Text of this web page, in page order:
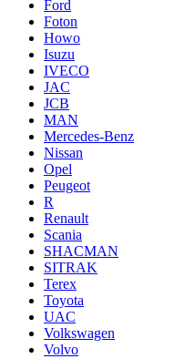
Ford
Foton
Howo
Isuzu
IVECO
JAC
JCB
MAN
Mercedes-Benz
Nissan
Opel
Peugeot
R
Renault
Scania
SHACMAN
SITRAK
Terex
Toyota
UAC
Volkswagen
Volvo